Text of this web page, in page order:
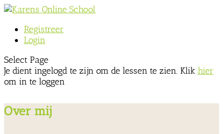
Registreer
Login
Select Page
Je dient ingelogd te zijn om de lessen te zien. Klik hier
om in te loggen
Over mij